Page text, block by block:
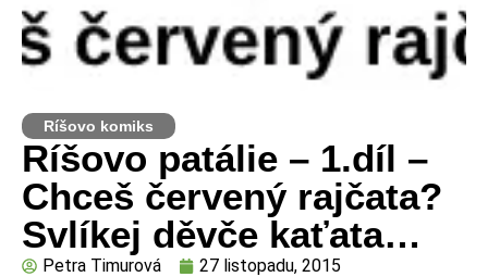
Ríšovo komiks
Ríšovo patálie – 1.díl –
Chceš červený rajčata?
Svlíkej děvče kaťata…
Petra Timurová 27 listopadu, 2015